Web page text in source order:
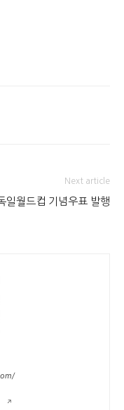
Next article
일월드컵 기념우표 발행